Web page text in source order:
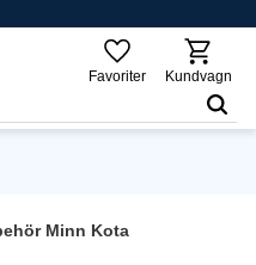
Favoriter Kundvagn
Minn Kota